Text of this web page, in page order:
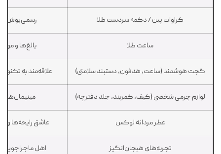
کراوات پین / دکمه سردست طلا رسمی‌پوش‌ها
ساعت طلا بالغ‌ها و
گجت هوشمند (ساعت، هدفون، دستبند سلامتی) علاقه‌مند به
لوازم چرمی شخصی (کیف، کمربند، جلد دفترچه) مینیمال‌ها،
عطر مردانه لوکس عاشق رایحه‌ها و
تجربه‌های هیجان‌انگیز اهل ماجراجویی